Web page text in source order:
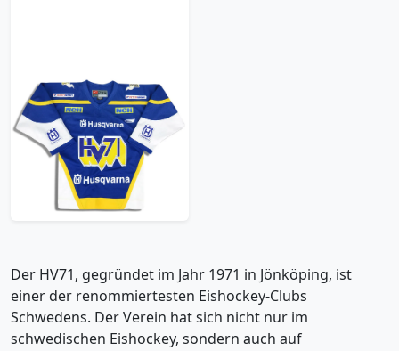
2005-06 HV71
Olausson #4 Nike
Jersey (Home) XXS
59.99£ · ca. €71
Trikot kaufen
Der HV71, gegründet im Jahr 1971 in Jönköping, ist
einer der renommiertesten Eishockey-Clubs
Schwedens. Der Verein hat sich nicht nur im
schwedischen Eishockey, sondern auch auf